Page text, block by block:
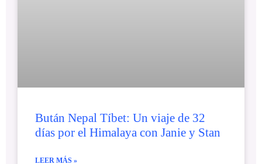
Bután Nepal Tíbet: Un viaje de 32
días por el Himalaya con Janie y Stan
LEER MÁS »